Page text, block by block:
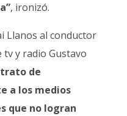
, ironizó.
Llanos al conductor
y radio Gustavo
de
a los medios
que no logran